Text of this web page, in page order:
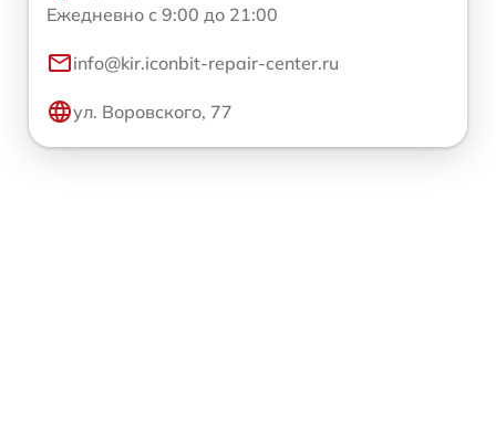
Ежедневно с 9:00 до 21:00
info@kir.iconbit-repair-center.ru
ул. Воровского, 77